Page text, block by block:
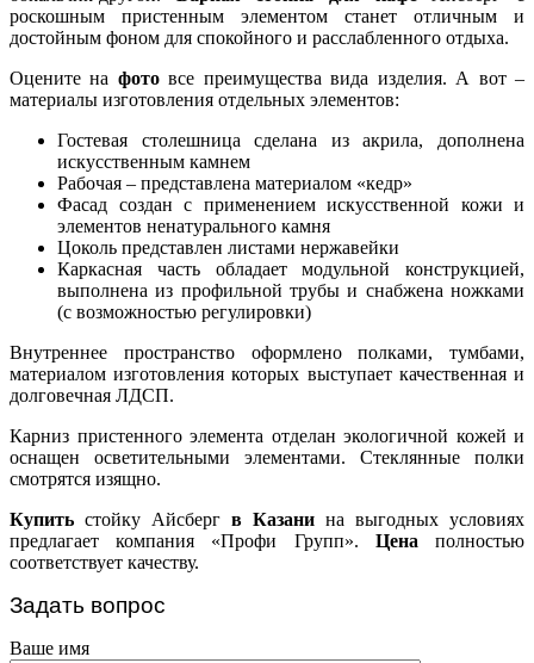
роскошным пристенным элементом станет отличным и
достойным фоном для спокойного и расслабленного отдыха.
Оцените на фотовсе преимущества вида изделия. А вот –
материалы изготовления отдельных элементов:
Гостевая столешница сделана из акрила, дополнена
искусственным камнем
Рабочая – представлена материалом «кедр»
Фасад создан с применением искусственной кожи и
элементов ненатурального камня
Цоколь представлен листами нержавейки
Каркасная часть обладает модульной конструкцией,
выполнена из профильной трубы и снабжена ножками
(с возможностью регулировки)
Внутреннее пространство оформлено полками, тумбами,
материалом изготовления которых выступает качественная и
долговечная ЛДСП.
Карниз пристенного элемента отделан экологичной кожей и
оснащен осветительными элементами. Стеклянные полки
смотрятся изящно.
Купить стойку Айсберг в Казани на выгодных условиях
предлагает компания «Профи Групп». Ценаполностью
соответствует качеству.
Задать вопрос
Ваше имя